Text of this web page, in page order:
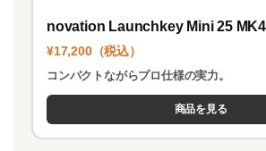
novation Launchkey Mini 25 MK4
¥17,200（税込）
コンパクトながらプロ仕様の実力。
商品を見る